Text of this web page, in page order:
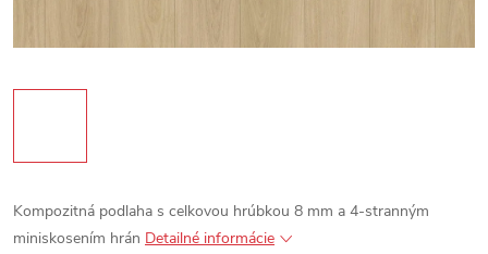
Kompozitná podlaha s celkovou hrúbkou 8 mm a 4-stranným
miniskosením hrán Detailné informácie